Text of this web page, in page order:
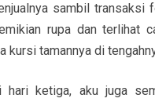
sambil transaksi
rupa dan terlihat
kursi tamannya di
hari ketiga, aku juga